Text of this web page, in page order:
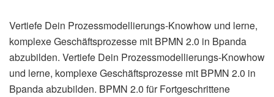
Vertiefe Dein Prozessmodellierungs-Knowhow und lerne,
komplexe Geschäftsprozesse mit BPMN 2.0 in Bpanda
abzubilden. Vertiefe Dein Prozessmodellierungs-Knowhow
und lerne, komplexe Geschäftsprozesse mit BPMN 2.0 in
Bpanda abzubilden. BPMN 2.0 für Fortgeschrittene